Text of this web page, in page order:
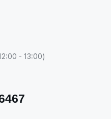
- 13:00)